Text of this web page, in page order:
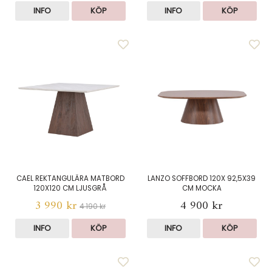
INFO KÖP INFO KÖP
CAEL REKTANGULÄRA MATBORD
120X120 CM LJUSGRÅ
3 990 kr 4 190 kr
INFO KÖP
LANZO SOFFBORD 120X 92,5X39
CM MOCKA
4 900 kr
INFO KÖP